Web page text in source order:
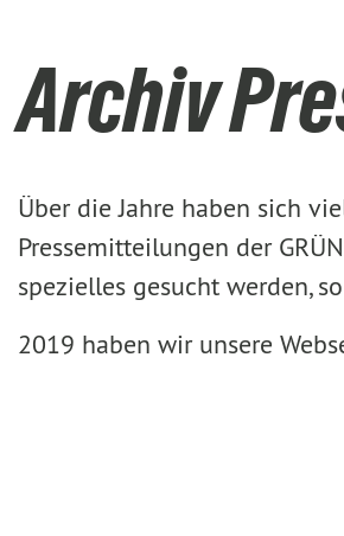
Archiv
Über die Jahre haben sich
Pressemitteilungen der
spezielles gesucht werden,
2019 haben wir unsere